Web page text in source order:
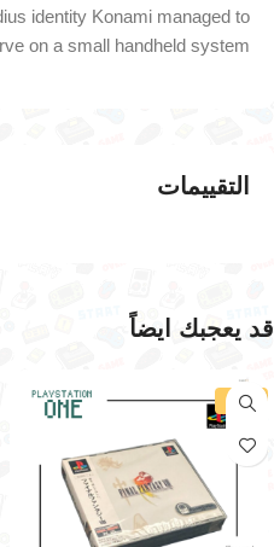
identity Konami managed to
on a small handheld system.
التقييمات
قد يعجبك ايضاً
-29%